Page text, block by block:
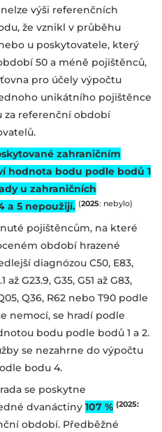
výši referenčních
že vznikl v průběhu
u poskytovatele, který
50 a méně pojištěnců,
pro účely výpočtu
unikátního pojištěnce
za referenční období
zahraničním
hodnota bodu podle bodů 1
u zahraničních
a 5 nepoužijí. (2025: nebylo)
pojištěncům, na které
období hrazené
diagnózou C50, E83,
až G23.9, G35, G51 až G83,
Q05, Q36, R62 nebo T90 podle
nemocí, se hradí podle
bodu podle bodů 1 a 2.
se nezahrne do výpočtu
bodu 4.
se poskytne
dvanáctiny 107 % (2025:
období. Předběžné